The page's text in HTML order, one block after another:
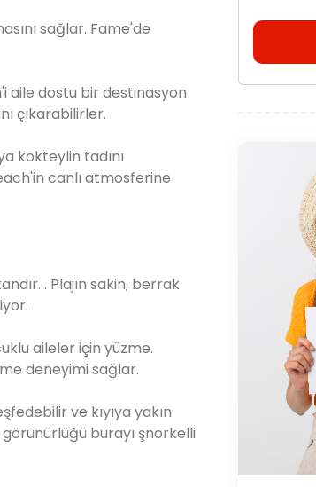
sağlar. Fame'de
aile dostu bir destinasyon
çıkarabilirler.
kokteylin tadını
canlı atmosferine
. Plajın sakin, berrak
aileler için yüzme.
deneyimi sağlar.
ve kıyıya yakın
burayı şnorkelli